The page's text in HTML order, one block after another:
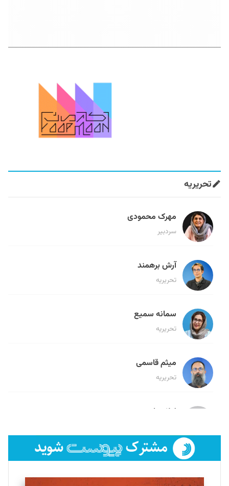
تحریریه
مهرک محمودی
سردبیر
آرش برهمند
تحریریه
سمانه سمیع
تحریریه
میثم قاسمی
تحریریه
لیلا حنارود
فائزه فتحی رستمی
تحریریه